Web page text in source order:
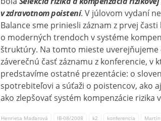
v zdravotnom poistení. V júlovom vydaní
Balance sme priniesli záznam z prvej
o moderných trendoch v systéme
štruktúry. Na tomto mieste uverejňujeme
záverečnú časť záznamu z konferencie, v
predstavíme ostatné prezentácie: o
spotrebiteľovi a súťaži o poistencov, ako
ako zlepšovať systém kompenzácie rizika v
Henrieta Maďarová IB-08/2008 k2 konferencia